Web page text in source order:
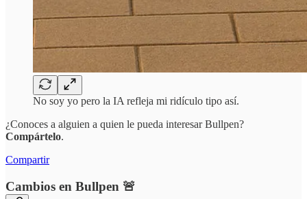
No soy yo pero la IA refleja mi ridículo tipo así.
¿Conoces a alguien a quien le pueda interesar Bullpen?
Compártelo.
Compartir
Cambios en Bullpen 🚨